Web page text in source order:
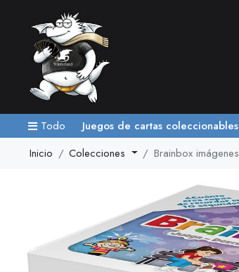
Todo Juegos de cartas coleccionables
Inicio
Colecciones Brainbox imágenes